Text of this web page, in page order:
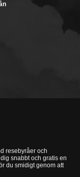
resebyråer och
snabbt och gratis en
du smidigt genom att